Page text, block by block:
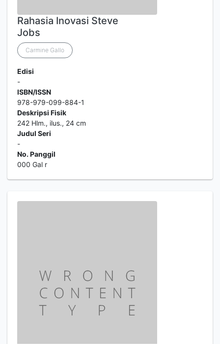
Rahasia Inovasi Steve
Jobs
Carmine Gallo
Edisi
-
ISBN/ISSN
978-979-099-884-1
Deskripsi Fisik
242 Hlm., ilus., 24 cm
Judul Seri
-
No. Panggil
000 Gal r